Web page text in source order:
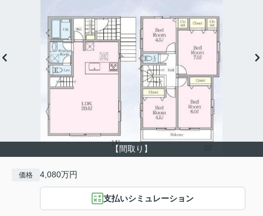
【間取り】
価格 4,080万円
支払いシミュレーション